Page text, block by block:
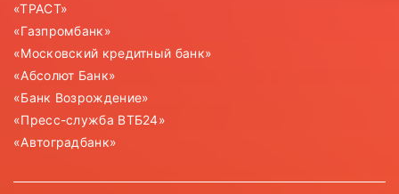
«ТРАСТ»
«Газпромбанк»
«Московский кредитный банк»
«Абсолют Банк»
«Банк Возрождение»
«Пресс-служба ВТБ24»
«Автоградбанк»